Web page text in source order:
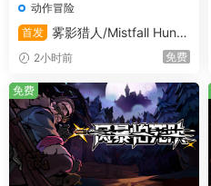
动作冒险
首发 雾影猎人/Mistfall Hunte
r/支持在线联机
2小时前 免费
免费